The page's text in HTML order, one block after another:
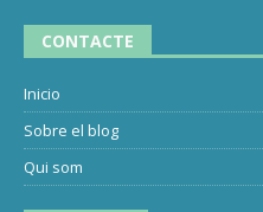
CONTACTE
Inicio
Sobre el blog
Qui som